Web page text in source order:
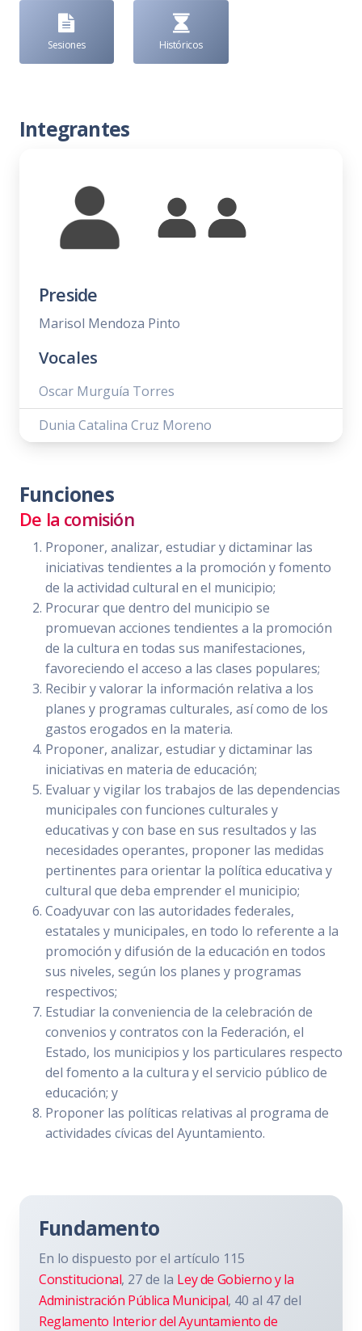
Sesiones Históricos
Integrantes
Preside
Marisol Mendoza Pinto
Vocales
Oscar Murguía Torres
Dunia Catalina Cruz Moreno
Funciones
De la comisión
Proponer, analizar, estudiar y dictaminar las
iniciativas tendientes a la promoción y fomento
de la actividad cultural en el municipio;
Procurar que dentro del municipio se
promuevan acciones tendientes a la promoción
de la cultura en todas sus manifestaciones,
favoreciendo el acceso a las clases populares;
Recibir y valorar la información relativa a los
planes y programas culturales, así como de los
gastos erogados en la materia.
Proponer, analizar, estudiar y dictaminar las
iniciativas en materia de educación;
Evaluar y vigilar los trabajos de las dependencias
municipales con funciones culturales y
educativas y con base en sus resultados y las
necesidades operantes, proponer las medidas
pertinentes para orientar la política educativa y
cultural que deba emprender el municipio;
Coadyuvar con las autoridades federales,
estatales y municipales, en todo lo referente a la
promoción y difusión de la educación en todos
sus niveles, según los planes y programas
respectivos;
Estudiar la conveniencia de la celebración de
convenios y contratos con la Federación, el
Estado, los municipios y los particulares respecto
del fomento a la cultura y el servicio público de
educación; y
Proponer las políticas relativas al programa de
actividades cívicas del Ayuntamiento.
Fundamento
En lo dispuesto por el artículo 115
Constitucional, 27 de la Ley de Gobierno y la
Administración Pública Municipal, 40 al 47 del
Reglamento Interior del Ayuntamiento de